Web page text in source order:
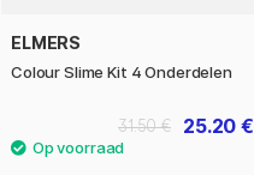
ELMERS
Colour Slime Kit 4 Onderdelen
25.20 €
31.50 €